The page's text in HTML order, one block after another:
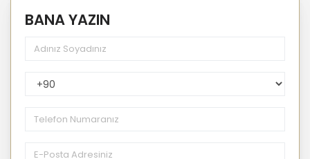
BANA YAZIN
PhoneNumberCountryPhoneCode